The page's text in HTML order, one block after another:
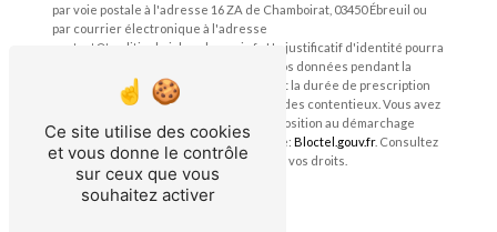
par voie postale à l'adresse 16 ZA de Chamboirat, 03450 Ébreuil ou
par courrier électronique à l'adresse
contact@traditionboisbourbonnais.fr. Un justificatif d'identité pourra
vous être demandé. Nous conservons vos données pendant la
période de prise de contact puis pendant la durée de prescription
légale aux fins probatoires et de gestion des contentieux. Vous avez
le droit de vous inscrire sur la liste d'opposition au démarchage
téléphonique, disponible à cette adresse:
Bloctel.gouv.fr. Consultez
le site cnil.fr pour plus d’informations sur vos droits.
Ce site utilise des cookies
et vous donne le contrôle
sur ceux que vous
souhaitez activer